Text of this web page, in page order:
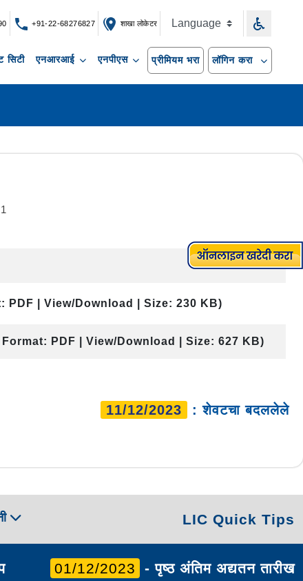
+91-22-68276827 शाखा लोकेटर
एनआरआई एनपीएस प्रीमियम भरा लॉगिन करा
| View/Download | Size: 230 KB)
PDF | View/Download | Size: 627 KB)
11/12/2023 : शेवटचा बदललेले
LIC Quick Tips
01/12/2023 - पृष्ठ अंतिम अद्यतन तारीख